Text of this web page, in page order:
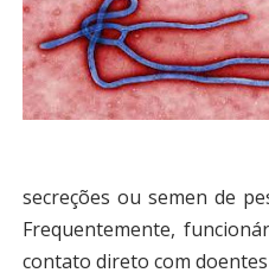
secreções ou semen de
Frequentemente,
contato direto com